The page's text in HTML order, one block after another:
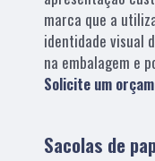
marca que a
identidade visual
na embalagem e
Solicite um
Sacolas de